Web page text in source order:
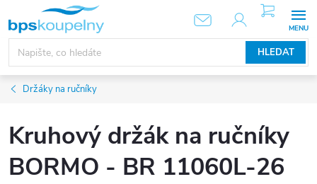
obsah
HLEDAT
NÁKUPNÍ
KOŠÍK
Držáky na ručníky
Kruhový držák na ručníky
BORMO - BR 11060L-26